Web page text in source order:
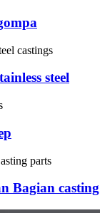
steel
Bagian casting